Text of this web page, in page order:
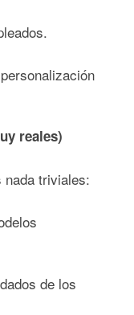
reales)
nada triviales:
de los